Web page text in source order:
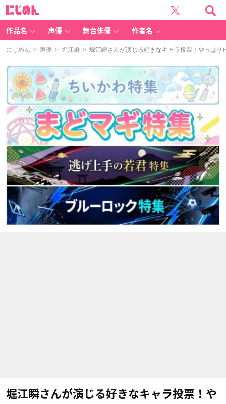
作品名 声優 舞台俳優 作者名
にじめん > 声優 > 堀江瞬 > 堀江瞬さんが演じる好きなキャラ投票！やっぱり
堀江瞬さんが演じる好きなキャラ投票！や